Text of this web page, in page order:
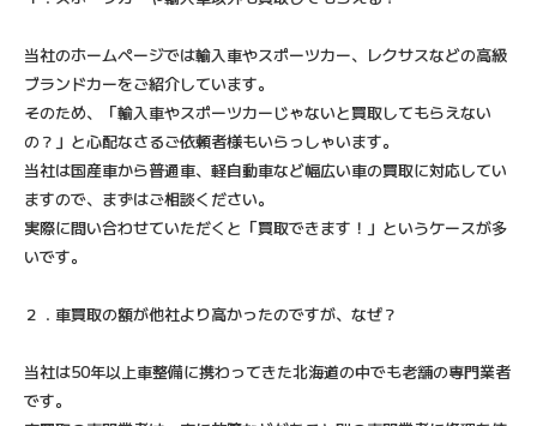
当社のホームページでは輸入車やスポーツカー、レクサスなどの高級
ブランドカーをご紹介しています。
そのため、「輸入車やスポーツカーじゃないと買取してもらえない
の？」と心配なさるご依頼者様もいらっしゃいます。
当社は国産車から普通車、軽自動車など幅広い車の買取に対応してい
ますので、まずはご相談ください。
実際に問い合わせていただくと「買取できます！」というケースが多
いです。
２．車買取の額が他社より高かったのですが、なぜ？
当社は50年以上車整備に携わってきた北海道の中でも老舗の専門業者
です。